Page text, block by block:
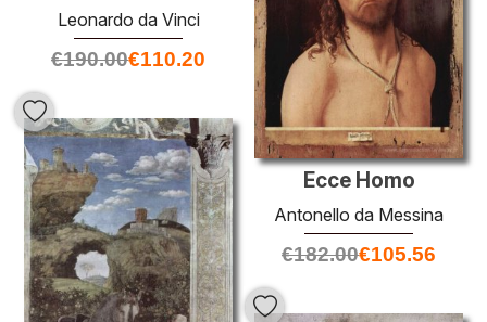
Leonardo da Vinci
€190.00€110.20
Ecce Homo
Antonello da Messina
€182.00€105.56